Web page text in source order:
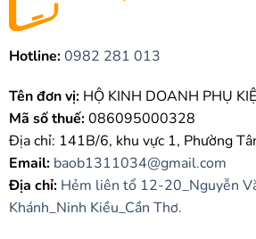
Hotline:0982 281 013
Tên đơn vị:HỘ KINH DOANH PHỤ
Mã số thuế:086095000328
Địa chỉ: 141B/6, khu vực 1, Phường
Email:baob1311034@gmail.com
Địa chỉ: Hẻm liên tổ 12-20_Nguyễn
Khánh_Ninh Kiều_Cần Thơ.